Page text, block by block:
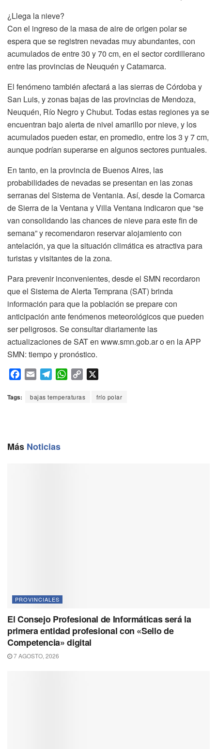
¿Llega la nieve?
Con el ingreso de la masa de aire de origen polar se
espera que se registren nevadas muy abundantes, con
acumulados de entre 30 y 70 cm, en el sector cordillerano
entre las provincias de Neuquén y Catamarca.
El fenómeno también afectará a las sierras de Córdoba y
San Luis, y zonas bajas de las provincias de Mendoza,
Neuquén, Río Negro y Chubut. Todas estas regiones ya se
encuentran bajo alerta de nivel amarillo por nieve, y los
acumulados pueden estar, en promedio, entre los 3 y 7 cm,
aunque podrían superarse en algunos sectores puntuales.
En tanto, en la provincia de Buenos Aires, las
probabilidades de nevadas se presentan en las zonas
serranas del Sistema de Ventania. Así, desde la Comarca
de Sierra de la Ventana y Villa Ventana indicaron que “se
van consolidando las chances de nieve para este fin de
semana” y recomendaron reservar alojamiento con
antelación, ya que la situación climática es atractiva para
turistas y visitantes de la zona.
Para prevenir inconvenientes, desde el SMN recordaron
que el Sistema de Alerta Temprana (SAT) brinda
información para que la población se prepare con
anticipación ante fenómenos meteorológicos que pueden
ser peligrosos. Se consultar diariamente las
actualizaciones de SAT en www.smn.gob.ar o en la APP
SMN: tiempo y pronóstico.
c
o
a
l
a
W
a
p
Tags: bajas temperaturas frío polar
Más Noticias
PROVINCIALES
El Consejo Profesional de Informáticas será la
primera entidad profesional con «Sello de
Competencia» digital
7 AGOSTO, 2026